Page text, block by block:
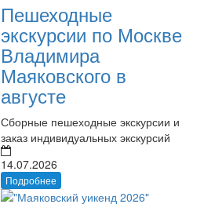
Пешеходные
экскурсии по Москве
Владимира
Маяковского в
августе
Сборные пешеходные экскурсии и
заказ индивидуальных экскурсий
14.07.2026
Подробнее